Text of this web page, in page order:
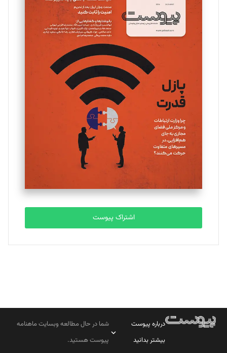
اشتراک پیوست
درباره پیوست
بیشتر بدانید
شما در حال مطالعه وبسایت ماهنامه
پیوست هستید.